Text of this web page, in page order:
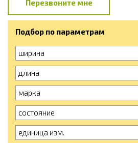
Перезвоните мне
Подбор по параметрам
ширина
длина
марка
состояние
единица изм.